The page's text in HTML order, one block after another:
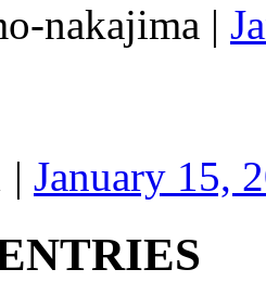
nakajima |
| January 15,